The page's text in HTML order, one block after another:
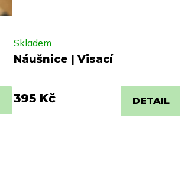
Náušnice | Visací
Skladem
395 Kč DETAIL